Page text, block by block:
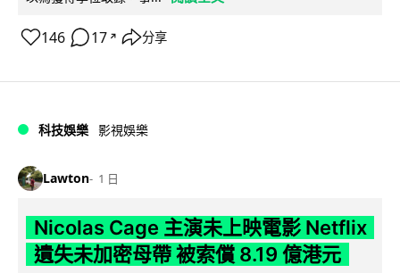
146 17 ↗ 分享
科技娛樂 影視娛樂
Lawton 1 日
Nicolas Cage 主演未上映電影 Netflix
遺失未加密母帶 被索償 8.19 億港元